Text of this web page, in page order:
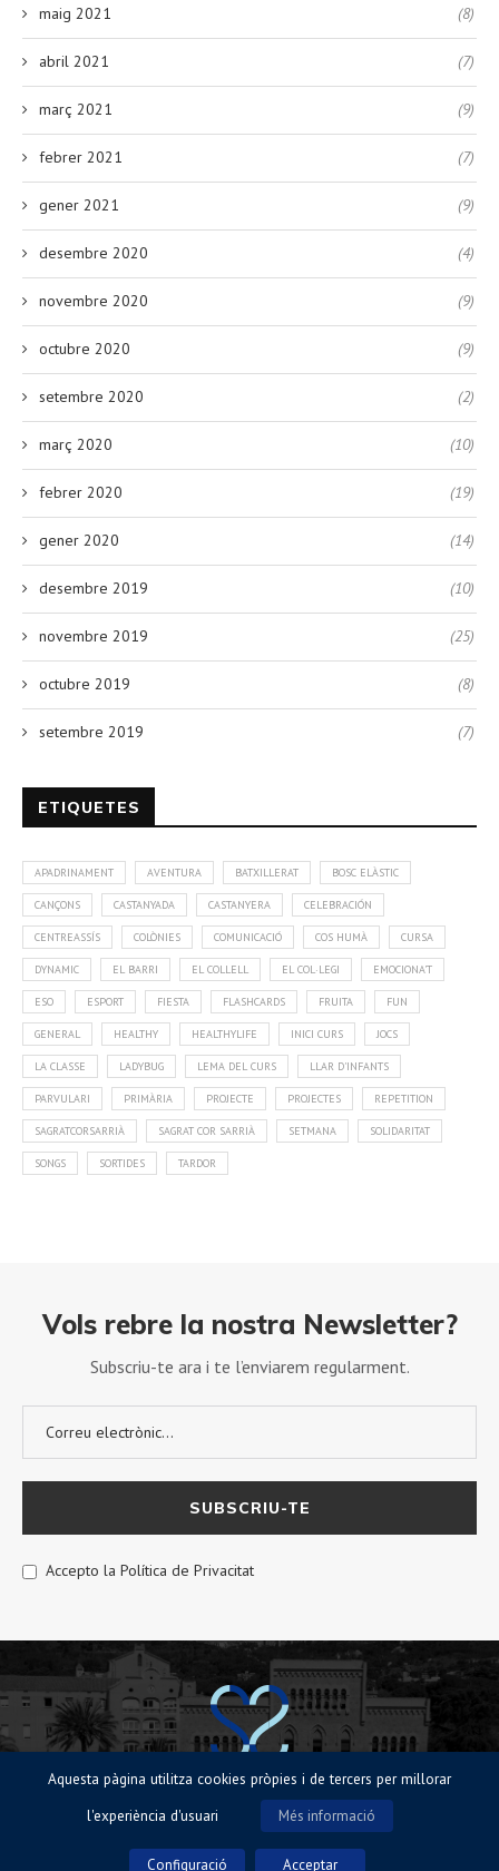
maig 2021 (8)
abril 2021 (7)
març 2021 (9)
febrer 2021 (7)
gener 2021 (9)
desembre 2020 (4)
novembre 2020 (9)
octubre 2020 (9)
setembre 2020 (2)
març 2020 (10)
febrer 2020 (19)
gener 2020 (14)
desembre 2019 (10)
novembre 2019 (25)
octubre 2019 (8)
setembre 2019 (7)
ETIQUETES
APADRINAMENT AVENTURA BATXILLERAT BOSC ELÀSTIC
CANÇONS CASTANYADA CASTANYERA CELEBRACIÓN
CENTREASSÍS COLÒNIES COMUNICACIÓ COS HUMÀ CURSA
DYNAMIC EL BARRI EL COLLELL EL COL·LEGI EMOCIONA'T
ESO ESPORT FIESTA FLASHCARDS FRUITA FUN
GENERAL HEALTHY HEALTHYLIFE INICI CURS JOCS
LA CLASSE LADYBUG LEMA DEL CURS LLAR D'INFANTS
PARVULARI PRIMÀRIA PROJECTE PROJECTES REPETITION
SAGRATCORSARRIÀ SAGRAT COR SARRIÀ SETMANA SOLIDARITAT
SONGS SORTIDES TARDOR
Vols rebre la nostra Newsletter?
Subscriu-te ara i te l’enviarem regularment.
Accepto la Política de Privacitat
© Sagrat Cor de Sarrià 2023 | Avisos legals | Política de Cookies
de privacitat
Aquesta pàgina utilitza cookies pròpies i de tercers per millorar
l'experiència d'usuari
Més informació
Configuració Acceptar